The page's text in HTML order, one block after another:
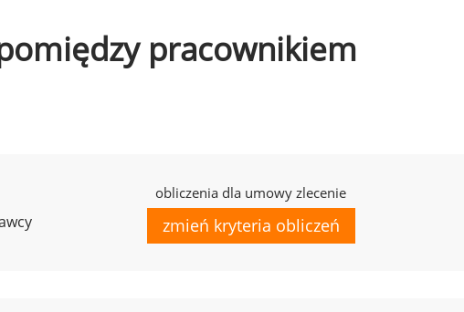
pracownikiem
obliczenia dla umowy zlecenie
zmień kryteria obliczeń